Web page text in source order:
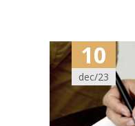
10
dec/23